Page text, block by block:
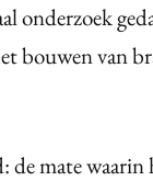
onderzoek
bouwen van
de mate